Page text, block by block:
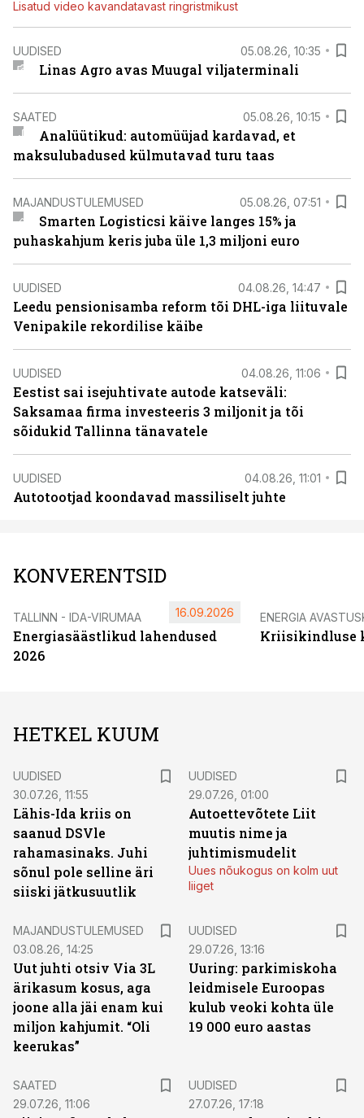
Lisatud video kavandatavast ringristmikust
UUDISED 05.08.26, 10:35
Linas Agro avas Muugal viljaterminali
SAATED 05.08.26, 10:15
Analüütikud: automüüjad kardavad, et
maksulubadused külmutavad turu taas
MAJANDUSTULEMUSED 05.08.26, 07:51
Smarten Logisticsi käive langes 15% ja
puhaskahjum keris juba üle 1,3 miljoni euro
UUDISED 04.08.26, 14:47
Leedu pensionisamba reform tõi DHL-iga liituvale
Venipakile rekordilise käibe
UUDISED 04.08.26, 11:06
Eestist sai isejuhtivate autode katseväli:
Saksamaa firma investeeris 3 miljonit ja tõi
sõidukid Tallinna tänavatele
UUDISED 04.08.26, 11:01
Autotootjad koondavad massiliselt juhte
KONVERENTSID
TALLINN - IDA-VIRUMAA
Energiasäästlikud lahendused
2026
16.09.2026 ENERGIA
Kriisikindluse
HETKEL KUUM
UUDISED
30.07.26, 11:55
Lähis-Ida kriis on
saanud DSVle
rahamasinaks. Juhi
sõnul pole selline äri
siiski jätkusuutlik
UUDISED
29.07.26, 01:00
Autoettevõtete Liit
muutis nime ja
juhtimismudelit
Uues nõukogus on kolm uut
liiget
MAJANDUSTULEMUSED
03.08.26, 14:25
Uut juhti otsiv Via 3L
ärikasum kosus, aga
joone alla jäi enam kui
miljon kahjumit. “Oli
keerukas”
UUDISED
29.07.26, 13:16
Uuring: parkimiskoha
leidmisele Euroopas
kulub veoki kohta üle
19 000 euro aastas
SAATED
29.07.26, 11:06
UUDISED
27.07.26, 17:18